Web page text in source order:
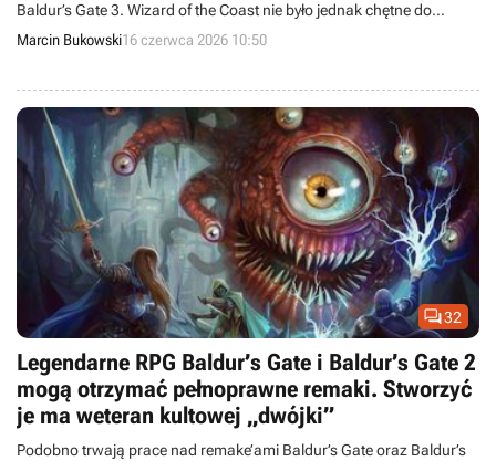
Baldur’s Gate 3. Wizard of the Coast nie było jednak chętne do
wyłożenia pieniędzy.
Marcin Bukowski16 czerwca 2026 10:50
32
Legendarne RPG Baldur’s Gate i Baldur’s Gate 2
mogą otrzymać pełnoprawne remaki. Stworzyć
je ma weteran kultowej „dwójki”
Podobno trwają prace nad remake’ami Baldur’s Gate oraz Baldur’s